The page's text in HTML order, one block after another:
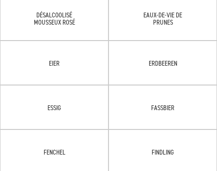
DÉSALCOOLISÉ
MOUSSEUX ROSÉ
EAUX-DE-VIE DE
PRUNES
EIER ERDBEEREN
ESSIG FASSBIER
FENCHEL FINDLING